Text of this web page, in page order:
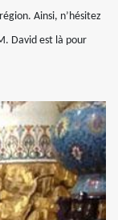
Ainsi, n’hésitez
David est là pour